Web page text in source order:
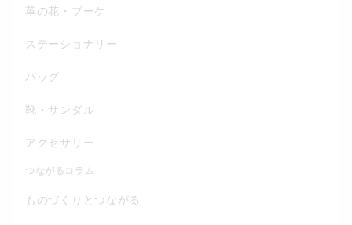
革の花・ブーケ
ステーショナリー
バッグ
靴・サンダル
アクセサリー
つながるコラム
ものづくりとつながる